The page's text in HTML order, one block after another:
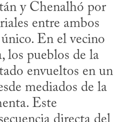
y Chenalhó por
entre ambos
En el vecino
los pueblos de la
envueltos en un
mediados de la
Este